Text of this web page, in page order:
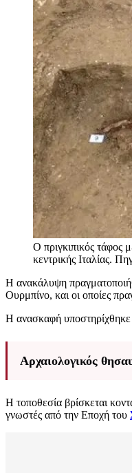
Ο πριγκιπικός τάφος
κεντρικής Ιταλίας.
Η ανακάλυψη
Ουρμπίνο, και οι οποίες
Η ανασκαφή υποστηρίχθηκε
Αρχαιολογικός
Η τοποθεσία βρίσκεται
γνωστές από την Εποχή του